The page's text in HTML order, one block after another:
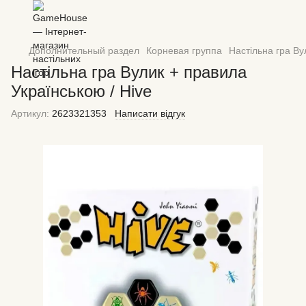
Дополнительный раздел Корневая группа Настільна гра
Настільна гра Вулик + правила
Українською / Hive
Артикул: 2623321353 Написати відгук